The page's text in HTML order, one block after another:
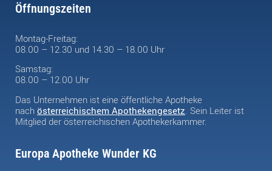
Öffnungszeiten
Montag-Freitag:
08.00 – 12.30 und 14.30 – 18.00 Uhr
Samstag:
08.00 – 12.00 Uhr
Das Unternehmen ist eine öffentliche Apotheke
nach österreichischem Apothekengesetz . Sein Leiter ist
Mitglied der österreichischen Apothekerkammer.
Europa Apotheke Wunder KG